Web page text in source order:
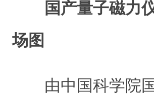
国产量子磁力
场图
由中国科学院国